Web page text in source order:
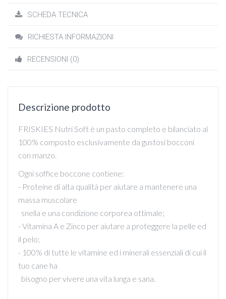
SCHEDA TECNICA
RICHIESTA INFORMAZIONI
RECENSIONI (0)
Descrizione prodotto
FRISKIES Nutri Soft è un pasto completo e bilanciato al
100% composto esclusivamente da gustosi bocconi
con manzo.
Ogni soffice boccone contiene:
- Proteine di alta qualità per aiutare a mantenere una
massa muscolare
snella e una condizione corporea ottimale;
- Vitamina A e Zinco per aiutare a proteggere la pelle ed
il pelo;
- 100% di tutte le vitamine ed i minerali essenziali di cui il
tuo cane ha
bisogno per vivere una vita lunga e sana.